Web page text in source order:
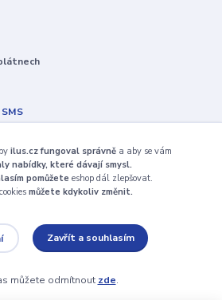
na
Eshop-rychle.cz
ilus.cz fungoval správně a aby se vám
nabídky, které dávají smysl.
pomůžete eshop dál zlepšovat.
můžete kdykoliv změnit.
Zavřít a souhlasím
můžete odmítnout zde.